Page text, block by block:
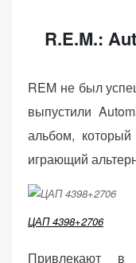
R.E.M.:
REM не был
выпустили
альбом,
играющий
ЦАП 4398+2706
Привлекают